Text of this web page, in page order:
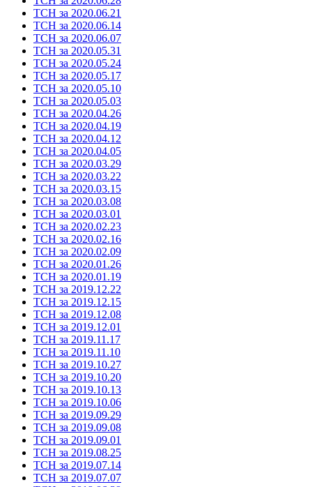
ТСН за 2020.06.21
ТСН за 2020.06.14
ТСН за 2020.06.07
ТСН за 2020.05.31
ТСН за 2020.05.24
ТСН за 2020.05.17
ТСН за 2020.05.10
ТСН за 2020.05.03
ТСН за 2020.04.26
ТСН за 2020.04.19
ТСН за 2020.04.12
ТСН за 2020.04.05
ТСН за 2020.03.29
ТСН за 2020.03.22
ТСН за 2020.03.15
ТСН за 2020.03.08
ТСН за 2020.03.01
ТСН за 2020.02.23
ТСН за 2020.02.16
ТСН за 2020.02.09
ТСН за 2020.01.26
ТСН за 2020.01.19
ТСН за 2019.12.22
ТСН за 2019.12.15
ТСН за 2019.12.08
ТСН за 2019.12.01
ТСН за 2019.11.17
ТСН за 2019.11.10
ТСН за 2019.10.27
ТСН за 2019.10.20
ТСН за 2019.10.13
ТСН за 2019.10.06
ТСН за 2019.09.29
ТСН за 2019.09.08
ТСН за 2019.09.01
ТСН за 2019.08.25
ТСН за 2019.07.14
ТСН за 2019.07.07